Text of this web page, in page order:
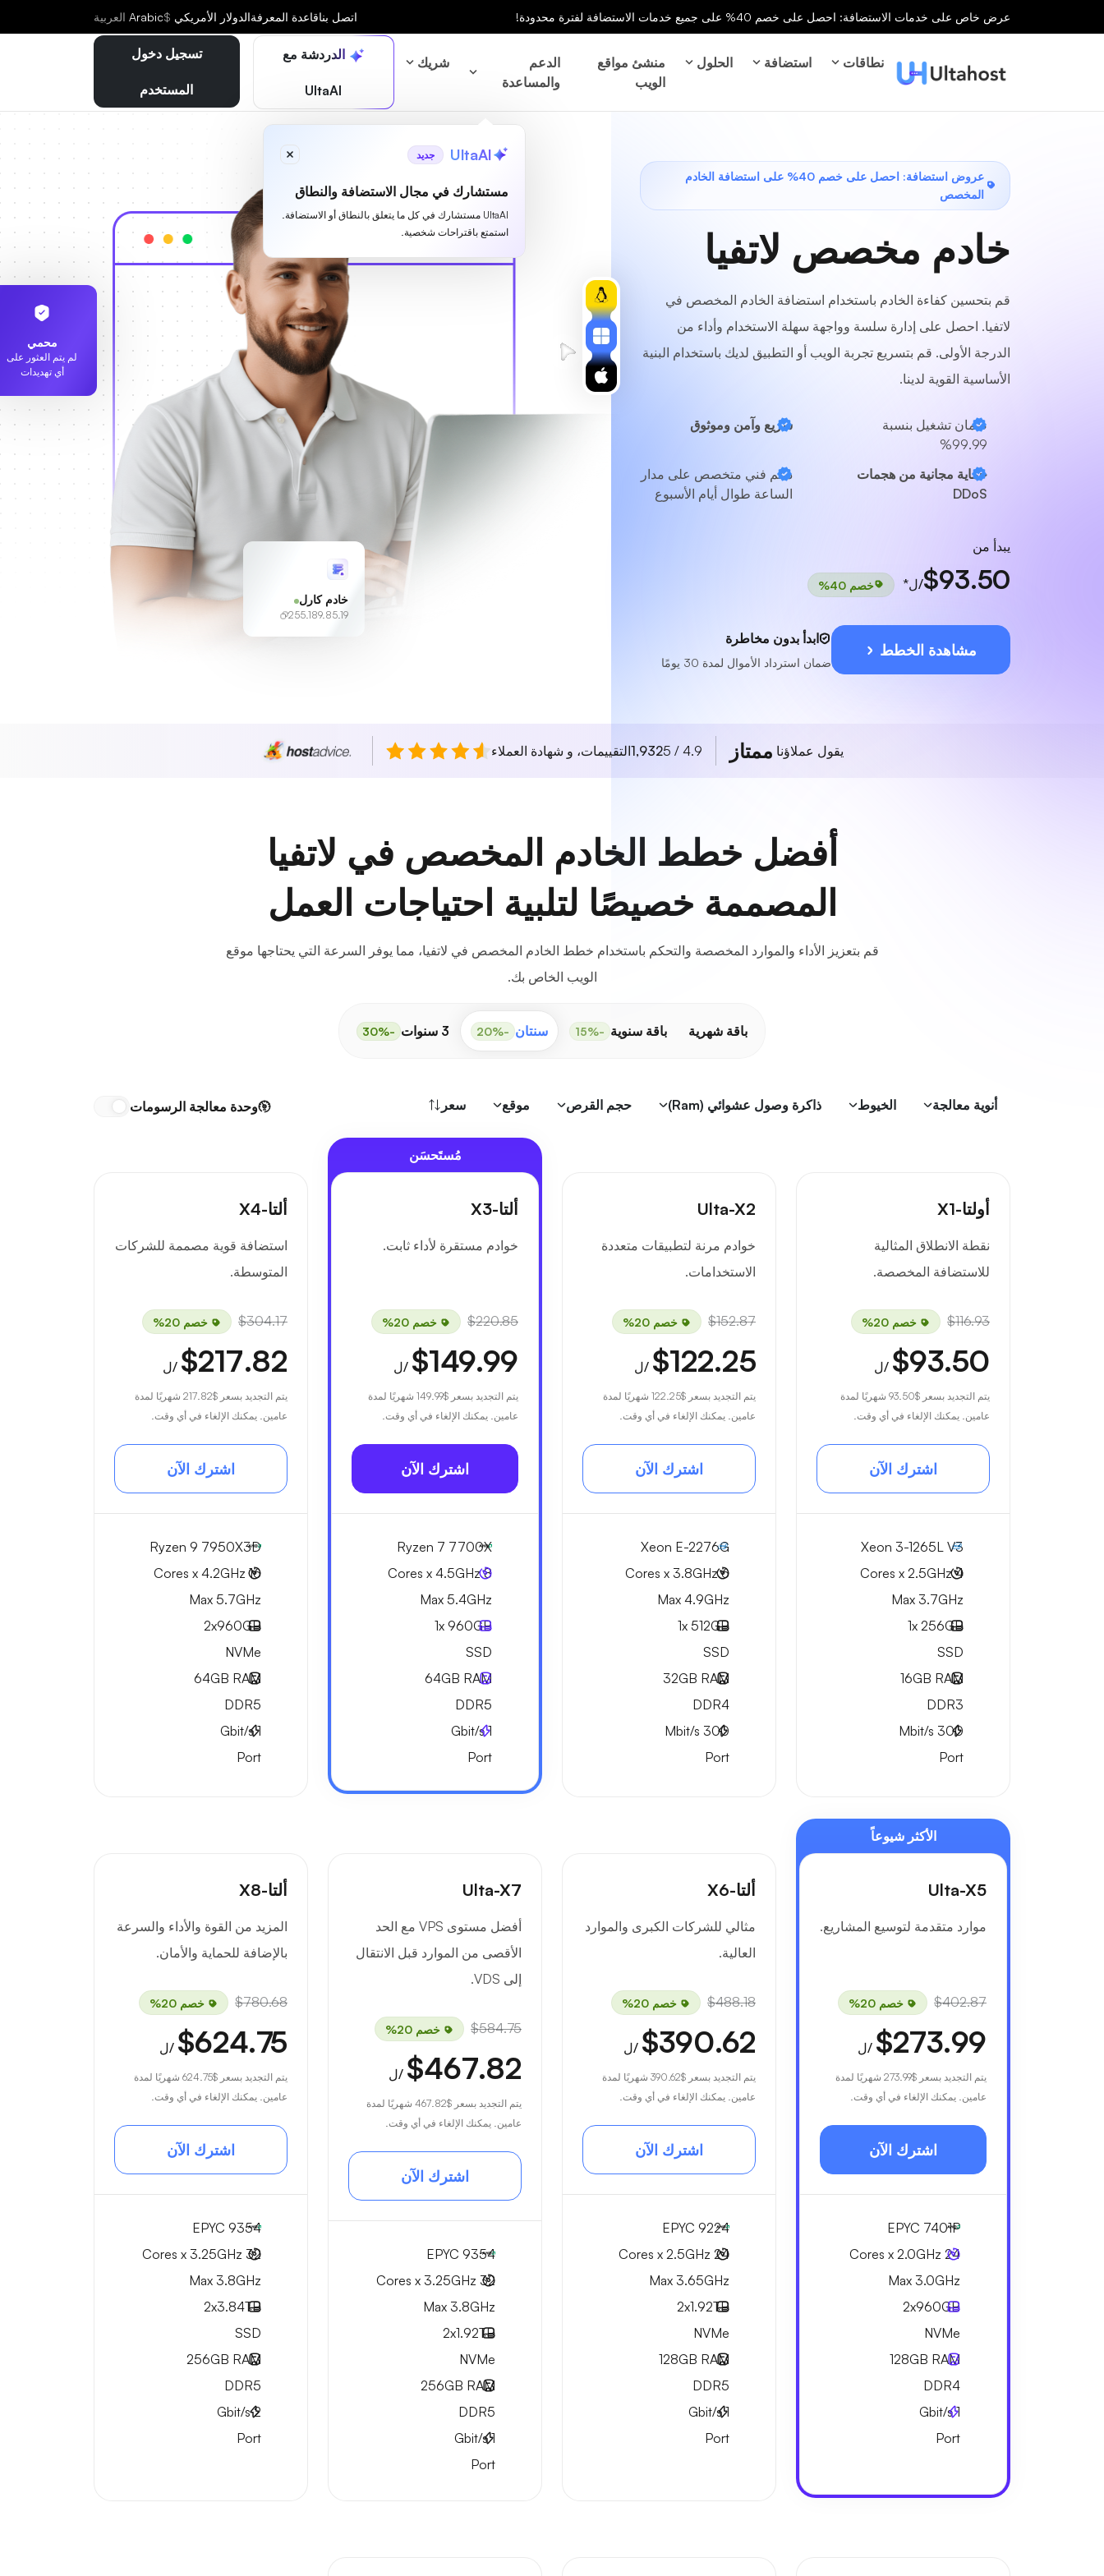
عرض خاص على خدمات الاستضافة: احصل على خصم 40% على جميع خدمات الاستضافة لفترة محدودة! اتصل بناقاعدة المعرفةالدولار الأمريكي $
Arabic العربية
نطاقات استضافة الحلول
منشئ مواقع
الويب
الدعم
والمساعدة
شريك الدردشة مع
UltaAI
UltaAI جديد
مستشارك في مجال الاستضافة والنطاق
UltaAI مستشارك في كل ما يتعلق بالنطاق أو الاستضافة.
استمتع باقتراحات شخصية.
تسجيل دخول
المستخدم
عروض استضافة: احصل على خصم 40% على استضافة الخادم
المخصص
خادم مخصص لاتفيا
قم بتحسين كفاءة الخادم باستخدام استضافة الخادم المخصص في
لاتفيا. احصل على إدارة سلسة وواجهة سهلة الاستخدام وأداء من
الدرجة الأولى. قم بتسريع تجربة الويب أو التطبيق لديك باستخدام البنية
الأساسية القوية لدينا.
ضمان تشغيل بنسبة
99.99%
سريع وآمن وموثوق
حماية مجانية من هجمات
DDoS
دعم فني متخصص على مدار
الساعة طوال أيام الأسبوع
يبدأ من
$93.50/ل* خصم 40%
مشاهدة الخطط
ابدأ بدون مخاطرة
ضمان استرداد الأموال لمدة 30 يومًا
محمي
لم يتم العثور على
أي تهديدات
خادم كارل
255.189.85.19
يقول عملاؤنا ممتاز 4.9 / 5
1,932التقييمات، و شهادة العملاء
أفضل خطط الخادم المخصص في لاتفيا
المصممة خصيصًا لتلبية احتياجات العمل
قم بتعزيز الأداء والموارد المخصصة والتحكم باستخدام خطط الخادم المخصص في لاتفيا، مما يوفر السرعة التي يحتاجها موقع
الويب الخاص بك.
باقة شهرية باقة سنوية -15% سنتان -20% 3 سنوات -30%
أنوية معالجة الخيوط ذاكرة وصول عشوائي (Ram) حجم القرص موقع سعر وحدة معالجة الرسومات
أولتا-X1
نقطة الانطلاق المثالية
للاستضافة المخصصة.
$116.93 خصم 20%
$93.50 /ل
يتم التجديد بسعر $93.50
شهريًا لمدة
عامين. يمكنك الإلغاء في أي وقت.
اشترك الآن
Xeon 3-1265L V3
4 Cores x 2.5GHz
Max 3.7GHz
1x 256GB
SSD
16GB RAM
DDR3
300
Port
Ulta-X2
خوادم مرنة لتطبيقات متعددة
الاستخدامات.
$152.87 خصم 20%
$122.25 /ل
يتم التجديد بسعر $122.25
شهريًا لمدة
عامين. يمكنك الإلغاء في أي وقت.
اشترك الآن
Xeon E-2276G
6 Cores x 3.8GHz
Max 4.9GHz
1x 512GB
SSD
32GB RAM
DDR4
300
Port
مُستَحسَن
ألتا-X3
خوادم مستقرة لأداء ثابت.
$220.85 خصم 20%
$149.99 /ل
يتم التجديد بسعر $149.99
شهريًا لمدة
عامين. يمكنك الإلغاء في أي وقت.
اشترك الآن
Ryzen 7 7700X
8 Cores x 4.5GHz
Max 5.4GHz
1x 960GB
SSD
64GB RAM
DDR5
1
Gbit/s
Port
ألتا-X4
استضافة قوية مصممة للشركات
المتوسطة.
$304.17 خصم 20%
$217.82 /ل
يتم التجديد بسعر $217.82
شهريًا لمدة
عامين. يمكنك الإلغاء في أي وقت.
اشترك الآن
Ryzen 9 7950X3D
16 Cores x 4.2GHz
Max 5.7GHz
2x960GB
NVMe
64GB RAM
DDR5
1
Gbit/s
Port
الأكثر شيوعاً
Ulta-X5
موارد متقدمة لتوسيع المشاريع.
$402.87 خصم 20%
$273.99 /ل
يتم التجديد بسعر $273.99
شهريًا لمدة
عامين. يمكنك الإلغاء في أي وقت.
اشترك الآن
EPYC 7401P
24 Cores x 2.0GHz
Max 3.0GHz
2x960GB
NVMe
128GB RAM
DDR4
1
Gbit/s
Port
ألتا-X6
مثالي للشركات الكبرى والموارد
العالية.
$488.18 خصم 20%
$390.62 /ل
يتم التجديد بسعر $390.62
شهريًا لمدة
عامين. يمكنك الإلغاء في أي وقت.
اشترك الآن
EPYC 9224
24 Cores x 2.5GHz
Max 3.65GHz
2x1.92TB
NVMe
128GB RAM
DDR5
1
Gbit/s
Port
Ulta-X7
أفضل مستوى VPS مع الحد
الأقصى من الموارد قبل الانتقال
إلى VDS.
$584.75 خصم 20%
$467.82 /ل
يتم التجديد بسعر $467.82
شهريًا لمدة
عامين. يمكنك الإلغاء في أي وقت.
اشترك الآن
EPYC 9354
32 Cores x 3.25GHz
Max 3.8GHz
2x1.92TB
NVMe
256GB RAM
DDR5
1
Gbit/s
Port
ألتا-X8
المزيد من القوة والأداء والسرعة
بالإضافة للحماية والأمان.
$780.68 خصم 20%
$624.75 /ل
يتم التجديد بسعر $624.75
شهريًا لمدة
عامين. يمكنك الإلغاء في أي وقت.
اشترك الآن
EPYC 9354
32 Cores x 3.25GHz
Max 3.8GHz
2x3.84TB
SSD
256GB RAM
DDR5
2
Gbit/s
Port